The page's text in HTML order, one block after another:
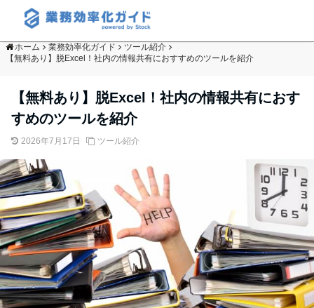
ホーム 業務効率化ガイド
ツール紹介
【無料あり】脱Excel！社内の情報共有におすすめのツールを紹介
【無料あり】脱Excel！社内の情報共有におす
すめのツールを紹介
2026年7月17日 ツール紹介